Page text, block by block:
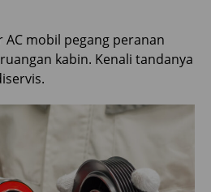
mobil pegang peranan
kabin. Kenali tandanya